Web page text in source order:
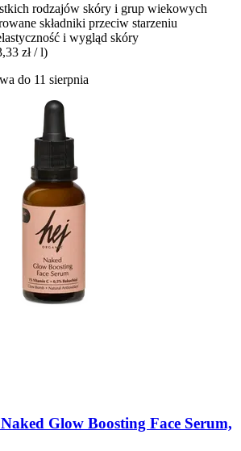
rodzajów skóry i grup wiekowych
składniki przeciw starzeniu
i wygląd skóry
zł / l)
do 11 sierpnia
Naked Glow Boosting Face Serum,